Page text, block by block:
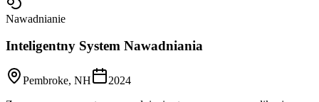
Nawadnianie
Inteligentny System Nawadniania
Pembroke, NH
2024